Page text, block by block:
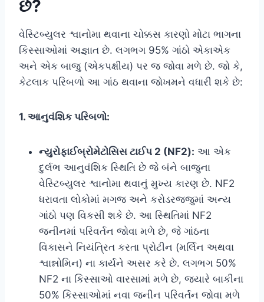
છે?
વેસ્ટિબ્યુલર શ્વાનોમા થવાના ચોક્કસ કારણો મોટા ભાગના
કિસ્સાઓમાં અજ્ઞાત છે. લગભગ 95% ગાંઠો એકાએક
અને એક બાજુ (એકપક્ષીય) પર જ જોવા મળે છે. જો કે,
કેટલાક પરિબળો આ ગાંઠ થવાના જોખમને વધારી શકે છે:
1. આનુવંશિક પરિબળો:
ન્યુરોફાઈબ્રોમેટોસિસ ટાઈપ 2 (NF2): આ એક
દુર્લભ આનુવંશિક સ્થિતિ છે જે બંને બાજુના
વેસ્ટિબ્યુલર શ્વાનોમા થવાનું મુખ્ય કારણ છે. NF2
ધરાવતા લોકોમાં મગજ અને કરોડરજ્જુમાં અન્ય
ગાંઠો પણ વિકસી શકે છે. આ સ્થિતિમાં NF2
જનીનમાં પરિવર્તન જોવા મળે છે, જે ગાંઠના
વિકાસને નિયંત્રિત કરતા પ્રોટીન (મર્લિન અથવા
શ્વાન્નોમિન) ના કાર્યને અસર કરે છે. લગભગ 50%
NF2 ના કિસ્સાઓ વારસામાં મળે છે, જ્યારે બાકીના
50% કિસ્સાઓમાં નવા જનીન પરિવર્તન જોવા મળે